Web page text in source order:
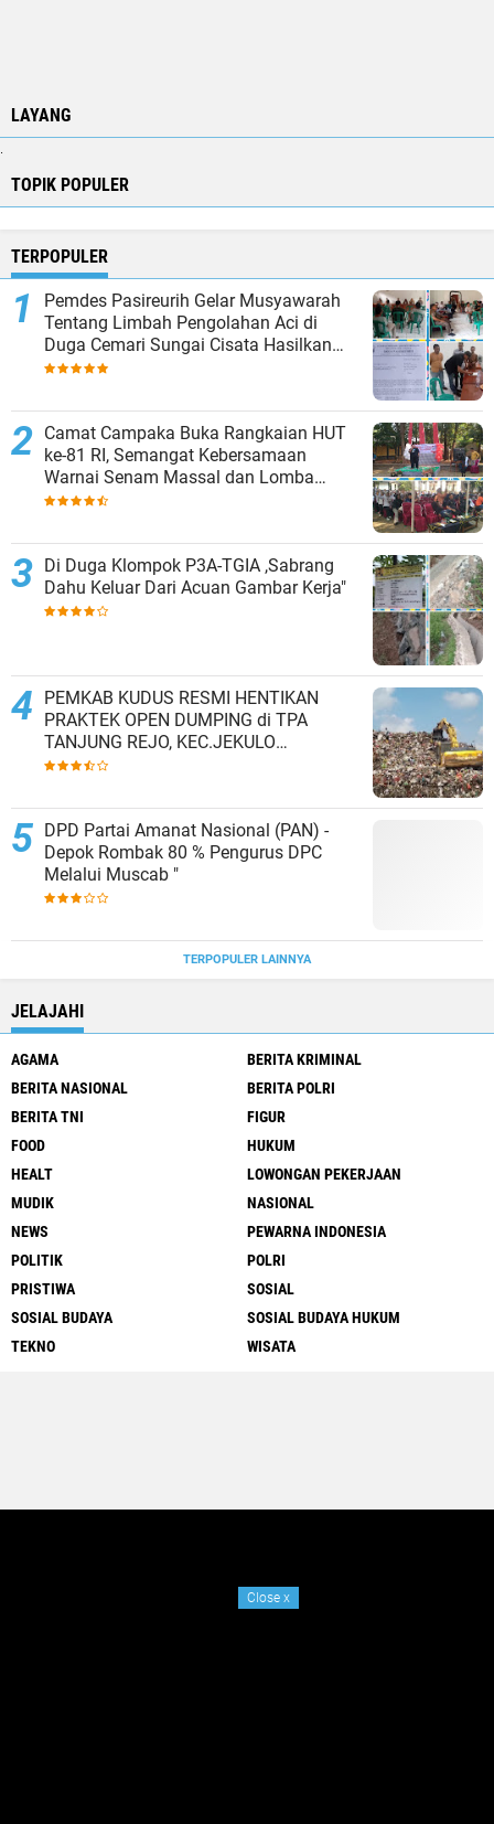
LAYANG
TOPIK POPULER
TERPOPULER
Pemdes Pasireurih Gelar Musyawarah
Tentang Limbah Pengolahan Aci di
Duga Cemari Sungai Cisata Hasilkan
Kesepakatan Tutup Sementara
Camat Campaka Buka Rangkaian HUT
ke-81 RI, Semangat Kebersamaan
Warnai Senam Massal dan Lomba
Karaoke Perangkat Desa
Di Duga Klompok P3A-TGIA ,Sabrang
Dahu Keluar Dari Acuan Gambar Kerja"
PEMKAB KUDUS RESMI HENTIKAN
PRAKTEK OPEN DUMPING di TPA
TANJUNG REJO, KEC.JEKULO
KAB.KUDUS,BERLAKUKAN SISTEM
DPD Partai Amanat Nasional (PAN) -
Depok Rombak 80 % Pengurus DPC
Melalui Muscab "
TERPOPULER LAINNYA
JELAJAHI
AGAMA
BERITA KRIMINAL
BERITA NASIONAL
BERITA POLRI
BERITA TNI
FIGUR
FOOD
HUKUM
HEALT
LOWONGAN PEKERJAAN
MUDIK
NASIONAL
NEWS
PEWARNA INDONESIA
POLITIK
POLRI
PRISTIWA
SOSIAL
SOSIAL BUDAYA
SOSIAL BUDAYA HUKUM
TEKNO
WISATA
Close x